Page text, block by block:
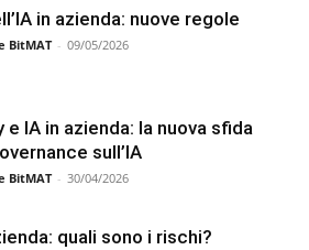
in azienda: nuove regole
BitMAT - 09/05/2026
e IA in azienda: la nuova sfida
sull’IA
BitMAT - 30/04/2026
quali sono i rischi?